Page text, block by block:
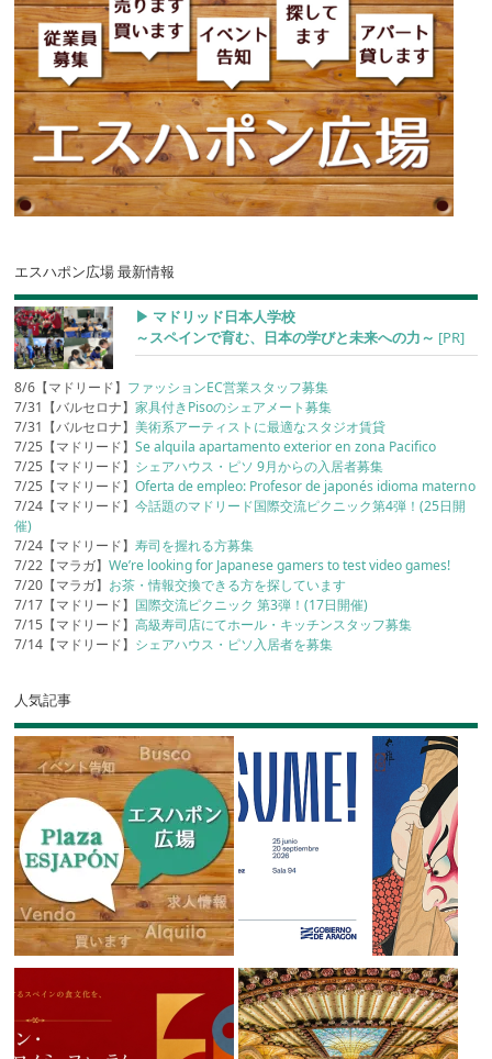
エスハポン広場 最新情報
▶︎ マドリッド日本人学校
～スペインで育む、日本の学びと未来への力～ [PR]
8/6【マドリード】 ファッションEC営業スタッフ募集
7/31【バルセロナ】家具付きPisoのシェアメート募集
7/31【バルセロナ】美術系アーティストに最適なスタジオ賃貸
7/25【マドリード】Se alquila apartamento exterior en zona Pacifico
7/25【マドリード】 シェアハウス・ピソ 9月からの入居者募集
7/25【マドリード】Oferta de empleo: Profesor de japonés idioma materno
7/24【マドリード】今話題のマドリード国際交流ピクニック第4弾！(25日開
催)
7/24【マドリード】寿司を握れる方募集
7/22【マラガ】We’re looking for Japanese gamers to test video games!
7/20【マラガ】 お茶・情報交換できる方を探しています
7/17【マドリード】 国際交流ピクニック 第3弾！(17日開催)
7/15【マドリード】高級寿司店にてホール・キッチンスタッフ募集
7/14【マドリード】 シェアハウス・ピソ入居者を募集
人気記事